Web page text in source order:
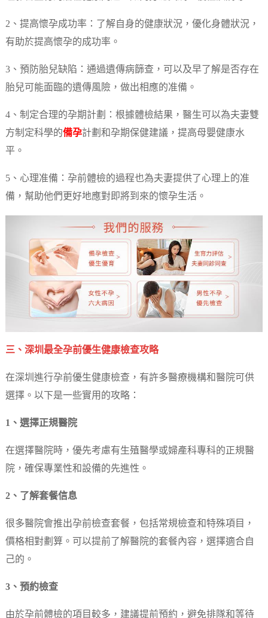
2、提高懷孕成功率：了解自身的健康狀況，優化身體狀況，
有助於提高懷孕的成功率。
3、預防胎兒缺陷：通過遺傳病篩查，可以及早了解是否存在
胎兒可能面臨的遺傳風險，做出相應的准備。
4、制定合理的孕期計劃：根據體檢結果，醫生可以為夫妻雙
方制定科學的備孕計劃和孕期保健建議，提高母嬰健康水
平。
5、心理准備：孕前體檢的過程也為夫妻提供了心理上的准
備，幫助他們更好地應對即將到來的懷孕生活。
三、深圳最全孕前優生健康檢查攻略
在深圳進行孕前優生健康檢查，有許多醫療機構和醫院可供
選擇。以下是一些實用的攻略：
1、選擇正規醫院
在選擇醫院時，優先考慮有生殖醫學或婦產科專科的正規醫
院，確保專業性和設備的先進性。
2、了解套餐信息
很多醫院會推出孕前檢查套餐，包括常規檢查和特殊項目，
價格相對劃算。可以提前了解醫院的套餐內容，選擇適合自
己的。
3、預約檢查
由於孕前體檢的項目較多，建議提前預約，避免排隊和等待